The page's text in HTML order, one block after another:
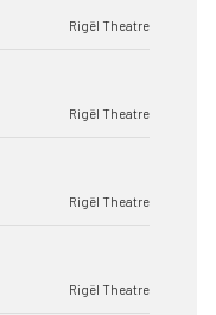
Rigël Theatre
Rigël Theatre
Rigël Theatre
Rigël Theatre